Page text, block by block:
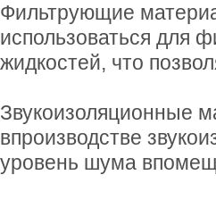
Фильтрующие
использоваться для
жидкостей, что
Звукоизоляционные
впроизводстве
уровень шума